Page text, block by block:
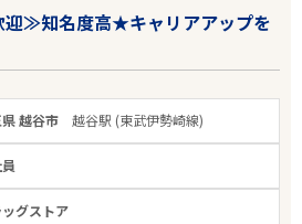
迎≫知名度高★キャリアアップを
県 越谷市越谷駅 (東武伊勢崎線)
ッグストア